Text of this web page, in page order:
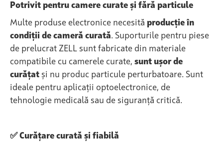
Potrivit pentru camere curate și fără particule
Multe produse electronice necesită producție în
condiții de cameră curată. Suporturile pentru piese
de prelucrat ZELL sunt fabricate din materiale
compatibile cu camerele curate, sunt ușor de
curățat și nu produc particule perturbatoare. Sunt
ideale pentru aplicații optoelectronice, de
tehnologie medicală sau de siguranță critică.
✅ Curățare curată și fiabilă